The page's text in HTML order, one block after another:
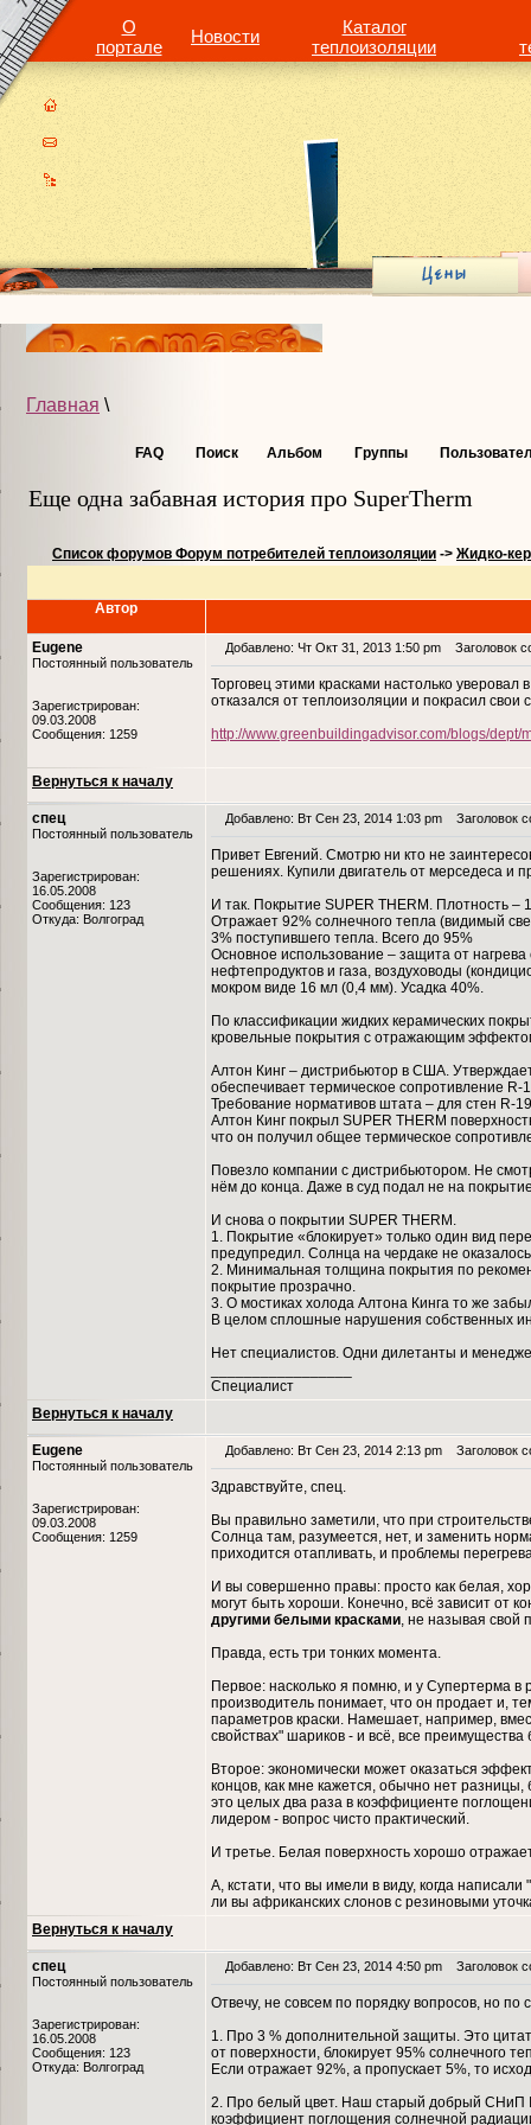
О
портале
Новости
Каталог
теплоизоляции
Главная \
FAQ Поиск Альбом Группы
Еще одна забавная история про SuperTherm
Список форумов Форум потребителей теплоизоляции -> Жидко-
Автор
Eugene
Постоянный пользователь
Зарегистрирован:
09.03.2008
Сообщения: 1259
Добавлено: Чт Окт 31, 2013 1:50 pm Заголовок
Торговец этими красками настолько уверовал
отказался от теплоизоляции и покрасил
http://www.greenbuildingadvisor.com/blogs/
Вернуться к началу
спец
Постоянный пользователь
Зарегистрирован:
16.05.2008
Сообщения: 123
Откуда: Волгоград
Добавлено: Вт Сен 23, 2014 1:03 pm Заголовок
Привет Евгений. Смотрю ни кто не
решениях. Купили двигатель от мерседеса и
И так. Покрытие SUPER THERM. Плотность –
Отражает 92% солнечного тепла (видимый
3% поступившего тепла. Всего до 95%
Основное использование – защита от
нефтепродуктов и газа, воздуховоды
мокром виде 16 мл (0,4 мм). Усадка 40%.
По классификации жидких керамических
кровельные покрытия с отражающим
Алтон Кинг – дистрибьютор в США.
обеспечивает термическое сопротивление
Требование нормативов штата – для стен R-
Алтон Кинг покрыл SUPER THERM
что он получил общее термическое
Повезло компании с дистрибьютором. Не
нём до конца. Даже в суд подал не на
И снова о покрытии SUPER THERM.
1. Покрытие «блокирует» только один вид
предупредил. Солнца на чердаке не
2. Минимальная толщина покрытия по
покрытие прозрачно.
3. О мостиках холода Алтона Кинга то же
В целом сплошные нарушения собственных
Нет специалистов. Одни дилетанты и
Специалист
Вернуться к началу
Eugene
Постоянный пользователь
Зарегистрирован:
09.03.2008
Сообщения: 1259
Добавлено: Вт Сен 23, 2014 2:13 pm Заголовок
Здравствуйте, спец.
Вы правильно заметили, что при
Солнца там, разумеется, нет, и заменить
приходится отапливать, и проблемы
И вы совершенно правы: просто как белая,
могут быть хороши. Конечно, всё зависит от
другими белыми красками, не называя свой
Правда, есть три тонких момента.
Первое: насколько я помню, и у Супертерма в
производитель понимает, что он продает и,
параметров краски. Намешает, например,
свойствах" шариков - и всё, все
Второе: экономически может оказаться
концов, как мне кажется, обычно нет
это целых два раза в коэффициенте
лидером - вопрос чисто практический.
И третье. Белая поверхность хорошо
А, кстати, что вы имели в виду, когда
ли вы африканских слонов с резиновыми
Вернуться к началу
спец
Постоянный пользователь
Зарегистрирован:
16.05.2008
Сообщения: 123
Откуда: Волгоград
Добавлено: Вт Сен 23, 2014 4:50 pm Заголовок
Отвечу, не совсем по порядку вопросов, но по
1. Про 3 % дополнительной защиты. Это
от поверхности, блокирует 95% солнечного
Если отражает 92%, а пропускает 5%, то
2. Про белый цвет. Наш старый добрый СНиП
коэффициент поглощения солнечной